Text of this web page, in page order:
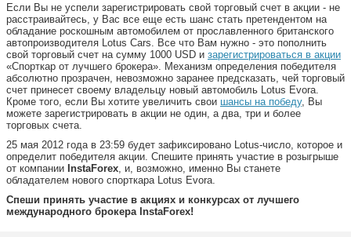
Если Вы не успели зарегистрировать свой торговый счет в акции - не
расстраивайтесь, у Вас все еще есть шанс стать претендентом на
обладание роскошным автомобилем от прославленного британского
автопроизводителя Lotus Cars. Все что Вам нужно - это пополнить
свой торговый счет на сумму 1000 USD и зарегистрироваться в акции
«Спорткар от лучшего брокера». Механизм определения победителя
абсолютно прозрачен, невозможно заранее предсказать, чей торговый
счет принесет своему владельцу новый автомобиль Lotus Evora.
Кроме того, если Вы хотите увеличить свои шансы на победу, Вы
можете зарегистрировать в акции не один, а два, три и более
торговых счета.
25 мая 2012 года в 23:59 будет зафиксировано Lotus-число, которое и
определит победителя акции. Спешите принять участие в розыгрыше
от компании InstaForex , и, возможно, именно Вы станете
обладателем нового спорткара Lotus Evora.
Спеши принять участие в акциях и конкурсах от лучшего
международного брокера InstaForex!